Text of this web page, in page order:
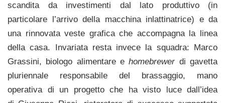
scandita da investimenti dal lato produttivo (in
particolare l’arrivo della macchina inlattinatrice) e da
una rinnovata veste grafica che accompagna la linea
della casa. Invariata resta invece la squadra: Marco
Grassini, biologo alimentare ehomebrewerdi gavetta
pluriennale responsabile del brassaggio, mano
operativa di un progetto che ha visto luce dall’idea